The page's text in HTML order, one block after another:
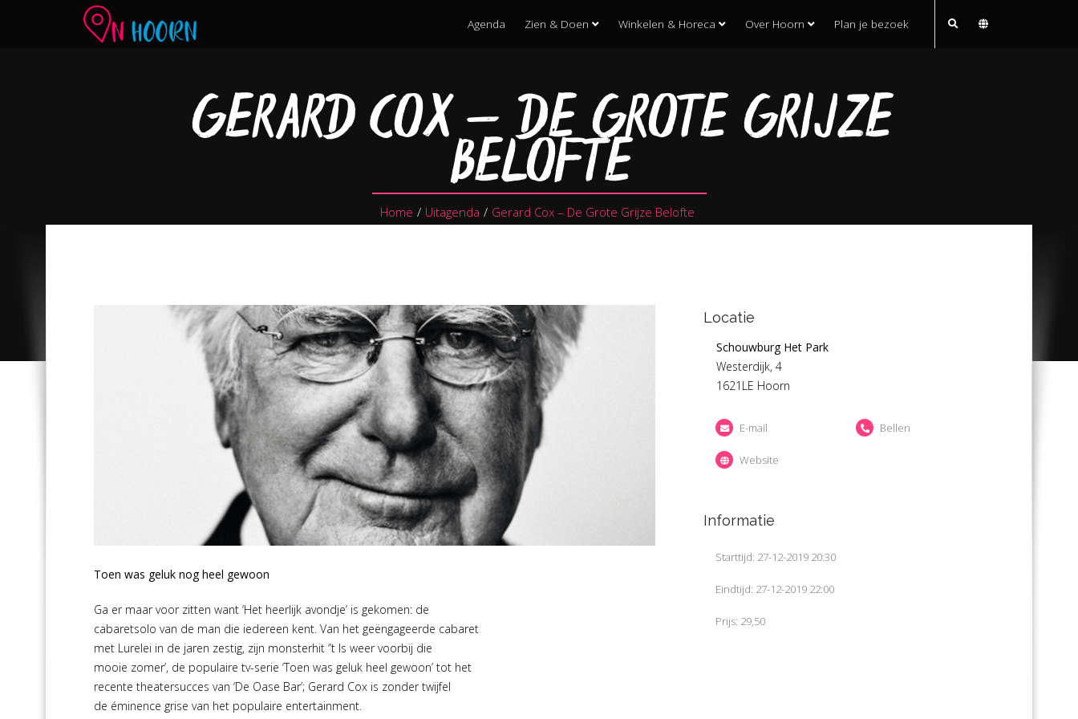
Agenda Zien & Doen Winkelen & Horeca Over Hoorn Plan je bezoek
GERARD COX – DE GROTE GRIJZE
BELOFTE
Home / Uitagenda / Gerard Cox – De Grote Grijze Belofte
Toen was geluk nog heel gewoon
Ga er maar voor zitten want ‘Het heerlijk avondje’ is gekomen: de
cabaretsolo van de man die iedereen kent. Van het geëngageerde cabaret
met Lurelei in de jaren zestig, zijn monsterhit ‘’t Is weer voorbij die
mooie zomer’, de populaire tv-serie ‘Toen was geluk heel gewoon’ tot het
recente theatersucces van ‘De Oase Bar’; Gerard Cox is zonder twijfel
de éminence grise van het populaire entertainment.
Locatie
Schouwburg Het Park
Westerdijk, 4
1621LE Hoorn
E-mail Bellen
Website
Informatie
Starttijd: 27-12-2019 20:30
Eindtijd: 27-12-2019 22:00
Prijs: 29,50